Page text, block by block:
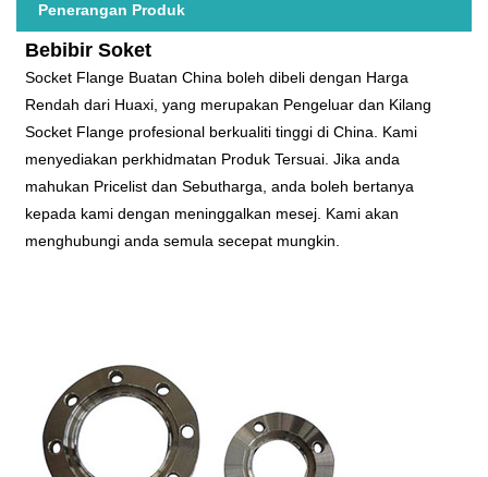
Penerangan Produk
Bebibir Soket
Socket Flange Buatan China boleh dibeli dengan Harga
Rendah dari Huaxi, yang merupakan Pengeluar dan Kilang
Socket Flange profesional berkualiti tinggi di China. Kami
menyediakan perkhidmatan Produk Tersuai. Jika anda
mahukan Pricelist dan Sebutharga, anda boleh bertanya
kepada kami dengan meninggalkan mesej. Kami akan
menghubungi anda semula secepat mungkin.